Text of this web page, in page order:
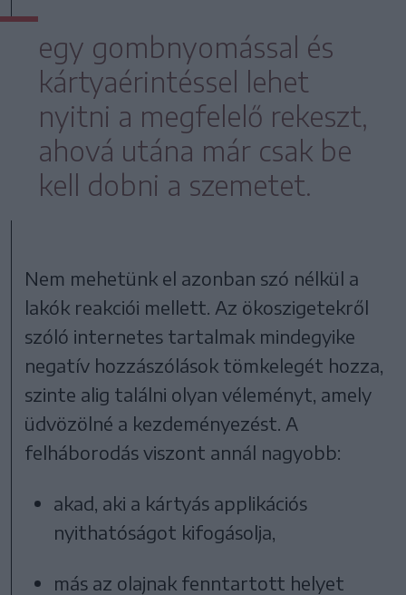
egy gombnyomással és
kártyaérintéssel lehet
nyitni a megfelelő rekeszt,
ahová utána már csak be
kell dobni a szemetet.
Nem mehetünk el azonban szó nélkül a
lakók reakciói mellett. Az ökoszigetekről
szóló internetes tartalmak mindegyike
negatív hozzászólások tömkelegét hozza,
szinte alig találni olyan véleményt, amely
üdvözölné a kezdeményezést. A
felháborodás viszont annál nagyobb:
akad, aki a kártyás applikációs
nyithatóságot kifogásolja,
más az olajnak fenntartott helyet